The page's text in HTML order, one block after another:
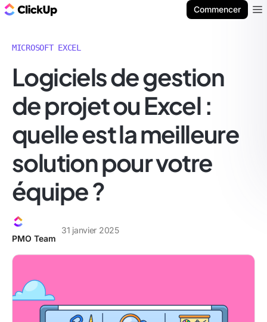
Commencer
MICROSOFT EXCEL
Logiciels de gestion
de projet ou Excel :
quelle est la meilleure
solution pour votre
équipe ?
PMO Team
31 janvier 2025